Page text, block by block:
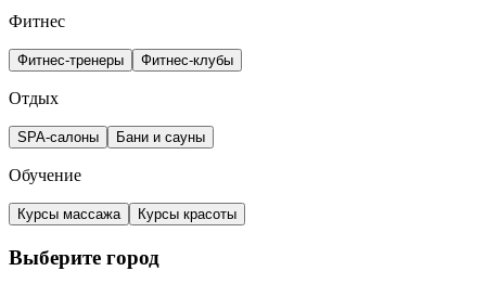
Фитнес
Фитнес-тренеры Фитнес-клубы
Отдых
SPA-салоны Бани и сауны
Обучение
Курсы массажа Курсы красоты
Выберите город